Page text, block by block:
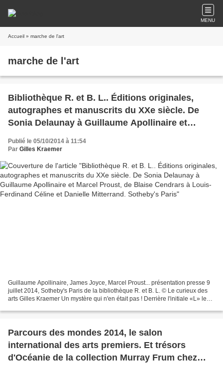
MENU
Accueil » marche de l'art
marche de l'art
Bibliothèque R. et B. L.. Éditions originales,
autographes et manuscrits du XXe siècle. De
Sonia Delaunay à Guillaume Apollinaire et
Marcel Proust, de Blaise Cendrars à Louis-
Ferdinand Céline et Danielle Mitterrand.
Publié le 05/10/2014 à 11:54
Par Gilles Kraemer
Guillaume Apollinaire, James Joyce, Marcel Proust... présentation presse 9
juillet 2014, Sotheby's Paris de la bibliothèque R. et B. L. © Le curieux des
arts Gilles Kraemer Un mystère qui n'en était pas ! Derrière l'initiale «L» les
Parcours des mondes 2014, le salon
international des arts premiers. Et trésors
d'Océanie de la collection Murray Frum chez